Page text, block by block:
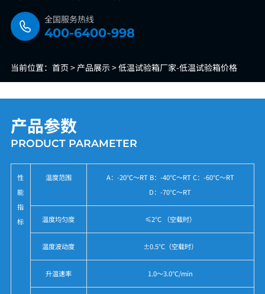
全国服务热线
400-6400-998
当前位置： 首页 > 产品展示 >低温试验箱厂家-低温试验箱价格
产品参数
PRODUCT PARAMETER
性
能
指
标
温度范围
A：-20℃～RT B：-40℃～RT C：-60℃～RT
D：-70℃～RT
温度均匀度 ≤2℃ （空载时）
温度波动度 ±0.5℃（空载时）
升温速率 1.0～3.0℃/min